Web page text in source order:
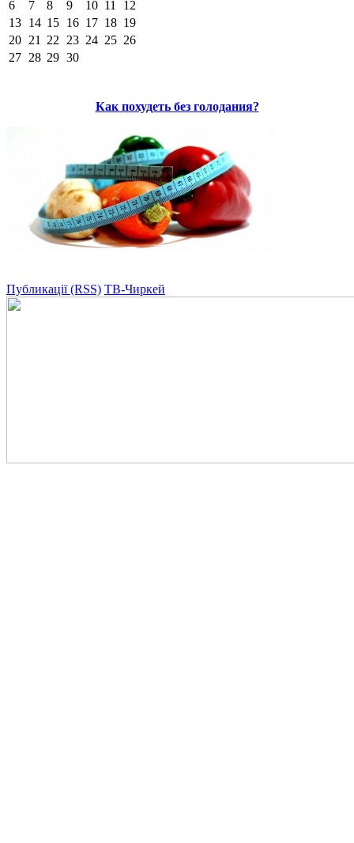
6
7 8 9 10 11
12
13 14 15 16 17 18 19
20 21 22 23 24 25 26
27 28 29 30
Как похудеть без голодания?
Публикації (RSS) ТВ-Чиркей